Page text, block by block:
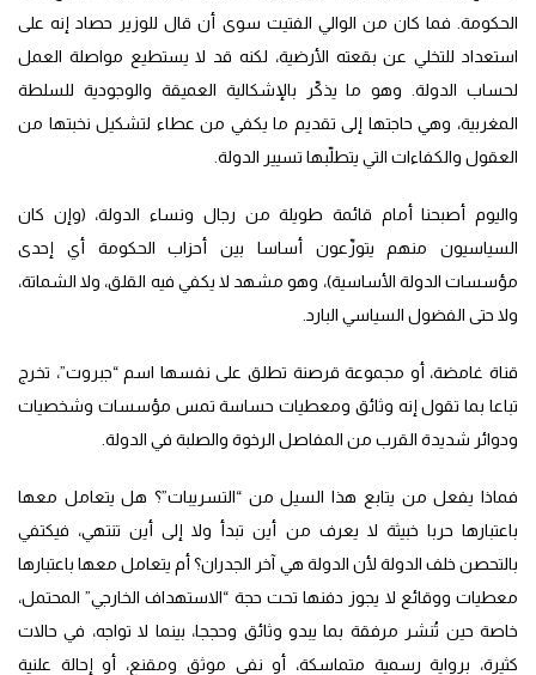
الحكومة. فما كان من الوالي الفتيت سوى أن قال للوزير حصاد إنه على
استعداد للتخلي عن بقعته الأرضية، لكنه قد لا يستطيع مواصلة العمل
لحساب الدولة. وهو ما يذكّر بالإشكالية العميقة والوجودية للسلطة
المغربية، وهي حاجتها إلى تقديم ما يكفي من عطاء لتشكيل نخبتها من
العقول والكفاءات التي يتطلّبها تسيير الدولة.
واليوم أصبحنا أمام قائمة طويلة من رجال ونساء الدولة، (وإن كان
السياسيون منهم يتوزّعون أساسا بين أحزاب الحكومة أي إحدى
مؤسسات الدولة الأساسية)، وهو مشهد لا يكفي فيه القلق، ولا الشماتة،
ولا حتى الفضول السياسي البارد.
قناة غامضة، أو مجموعة قرصنة تطلق على نفسها اسم “جبروت”، تخرج
تباعا بما تقول إنه وثائق ومعطيات حساسة تمس مؤسسات وشخصيات
ودوائر شديدة القرب من المفاصل الرخوة والصلبة في الدولة.
فماذا يفعل من يتابع هذا السيل من “التسريبات”؟ هل يتعامل معها
باعتبارها حربا خبيثة لا يعرف من أين تبدأ ولا إلى أين تنتهي، فيكتفي
بالتحصن خلف الدولة لأن الدولة هي آخر الجدران؟ أم يتعامل معها باعتبارها
معطيات ووقائع لا يجوز دفنها تحت حجة “الاستهداف الخارجي” المحتمل،
خاصة حين تُنشر مرفقة بما يبدو وثائق وحججا، بينما لا تواجه، في حالات
كثيرة، برواية رسمية متماسكة، أو نفي موثق ومقنع، أو إحالة علنية